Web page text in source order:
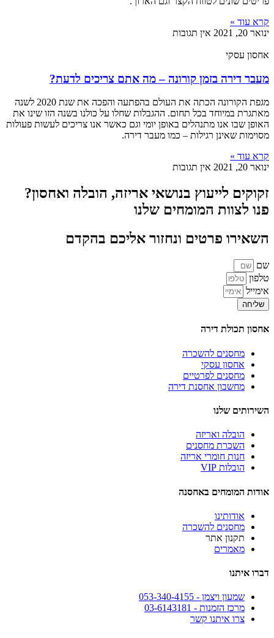
קרא עוד »
ינואר 20, 2021
אין תגובות
אחסון עסקי
מעבר דירה בזמן קורונה – מה אתם צריכים לדעת?
מגפת הקורונה הכתה את העולם בהפתעה והפכה את שנת 2020 לשנה
מאתגרת במיוחד בכל תחום. ההגבלות שחלו על כולנו בשנה הזו שינו את
האופן שבו אנו מתנהלים באופן יומי וגם כאשר אנו צריכים לעשות פעולות
מסוימות שאינן רגילות – כמו מעבר דירה.
קרא עוד »
ינואר 20, 2021
אין תגובות
זקוקים לייעוץ בנושאי אריזה, הובלה ואחסון?
פנו לצוות המומחים שלנו
השאירו פרטים ונחזור אליכם בהקדם
שם
טלפון
אימייל
שליחה
אחסון תכולת דירה
מחסנים להשכרה
אחסון עסקי
מחסנים לפרטיים
מחשבון אחסנת דירה
השירותים שלנו
הובלה ואריזה
השכרת מחסנים
חנות חומרי אריזה
הובלות VIP
אודות המומחים באחסנה
אודותינו
מחסנים להשכרה
תקנון אתר
מאמרים
דברו איתנו
שמעון ויצמן - 053-340-4155
מרכז הזמנות - 03-6143181
צרו איתנו קשר